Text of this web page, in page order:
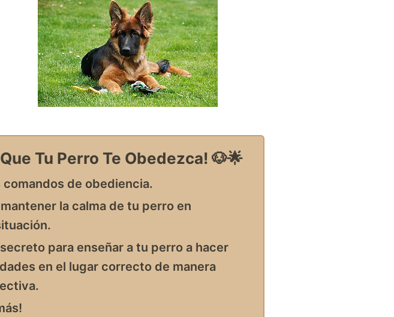
Tu Perro Te Obedezca! 🐶🌟
comandos de obediencia.
la calma de tu perro en
para enseñar a tu perro a hacer
en el lugar correcto de manera